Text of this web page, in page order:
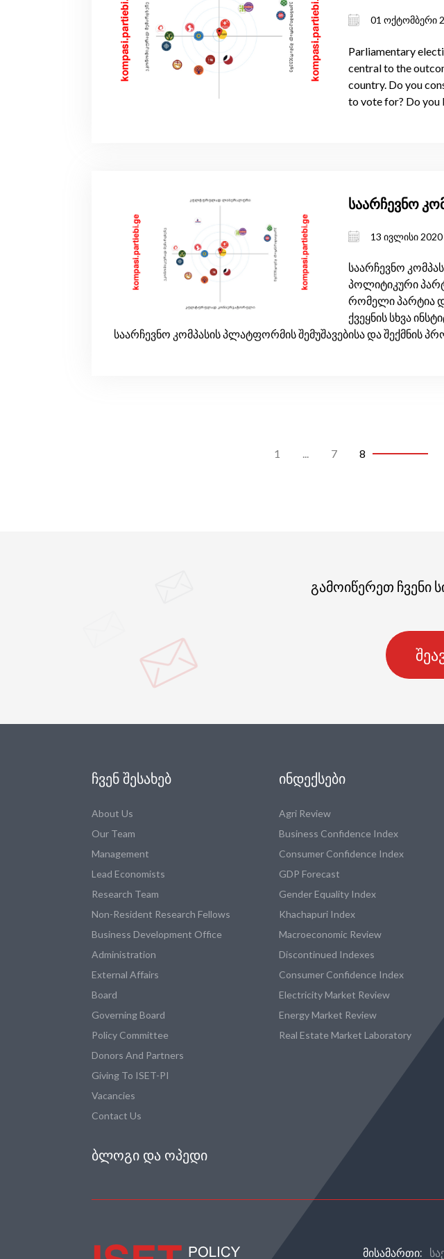
01 ოქტომბერი
Parliamentary
central to the
country. Do you
to vote for? Do you
საარჩევნო
13 ივლისი 2020
საარჩევნო
პოლიტიკური
რომელი პარტია
ქვეყნის სხვა
საარჩევნო კომპასის პლატფორმის შემუშავებისა და შექმნის
1 ... 7 8
გამოიწერეთ ჩვენი
ᲩᲕᲔᲜ ᲨᲔᲡᲐᲮᲔᲑ
About Us
Our Team
Management
Lead Economists
Research Team
Non-Resident Research Fellows
Business Development Office
Administration
External Affairs
Board
Governing Board
Policy Committee
Donors And Partners
Giving To ISET-PI
Vacancies
Contact Us
ᲘᲜᲓᲔᲥᲡᲔᲑᲘ
Agri Review
Business Confidence Index
Consumer Confidence Index
GDP Forecast
Gender Equality Index
Khachapuri Index
Macroeconomic Review
Discontinued Indexes
Consumer Confidence Index
Electricity Market Review
Energy Market Review
Real Estate Market Laboratory
ᲑᲚᲝᲒᲘ ᲓᲐ ᲝᲞᲔᲓᲘ
ᲛᲘᲡᲐᲛᲐᲠᲗᲘ: